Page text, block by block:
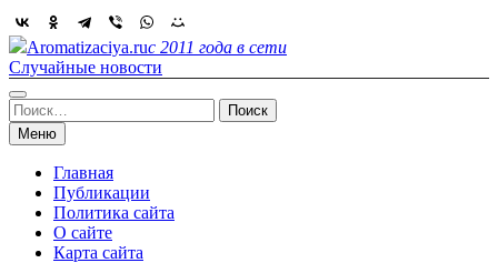
Skip
to
content
Aromatizaciya.ruс 2011 года в сети
Случайные новости
Найти:
Меню
Главная
Публикации
Политика сайта
О сайте
Карта сайта